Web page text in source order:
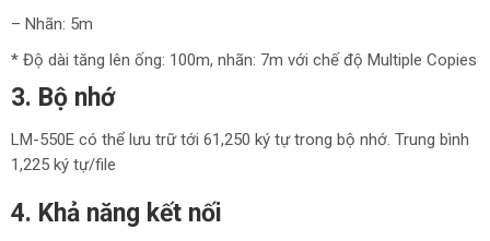
– Nhãn: 5m
* Độ dài tăng lên ống: 100m, nhãn: 7m với chế độ Multiple Copies
3. Bộ nhớ
LM-550E có thể lưu trữ tới 61,250 ký tự trong bộ nhớ. Trung bình
1,225 ký tự/file
4. Khả năng kết nối